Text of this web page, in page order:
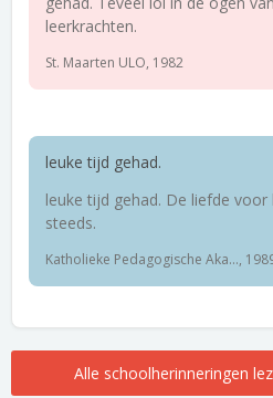
leerkrachten.
St. Maarten ULO, 1982
leuke tijd gehad.
leuke tijd gehad. De liefde
steeds.
Katholieke Pedagogische Aka...,
Alle schoolherinneringen